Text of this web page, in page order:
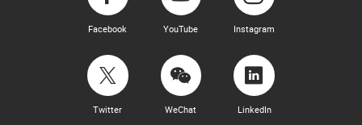
Facebook YouTube Instagram
Twitter WeChat LinkedIn